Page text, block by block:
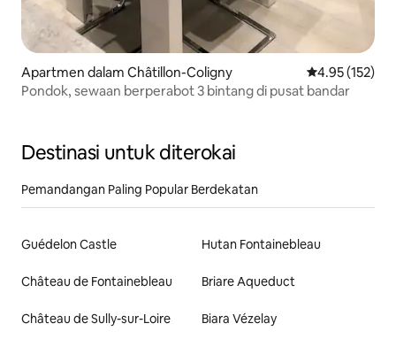
Apartmen dalam Châtillon-Coligny Penarafan
4.95 (152)
Pondok, sewaan berperabot 3 bintang di pusat bandar
Destinasi untuk diterokai
Pemandangan Paling Popular Berdekatan
Guédelon Castle Hutan Fontainebleau
Château de Fontainebleau Briare Aqueduct
Château de Sully-sur-Loire Biara Vézelay